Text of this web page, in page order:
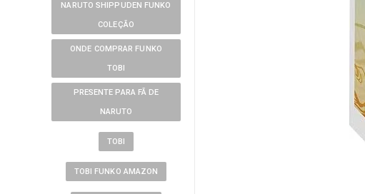
NARUTO SHIPPUDEN FUNKO
COLEÇÃO
ONDE COMPRAR FUNKO
TOBI
PRESENTE PARA FÃ DE
NARUTO
TOBI
TOBI FUNKO AMAZON